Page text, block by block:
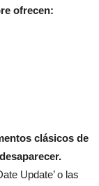
ofrecen:
clásicos de
Update’ o las